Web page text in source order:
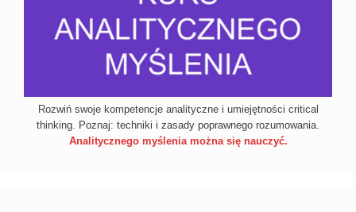
Rozwiń swoje kompetencje analityczne i umiejętności critical
thinking. Poznaj: techniki i zasady poprawnego rozumowania.
Analitycznego myślenia można się nauczyć.